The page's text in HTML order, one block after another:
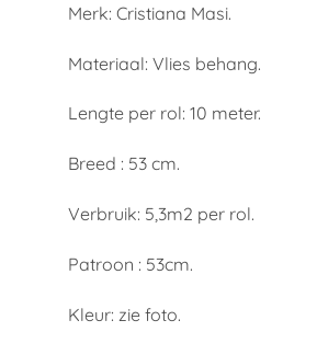
Merk: Cristiana Masi.
Materiaal: Vlies behang.
Lengte per rol: 10 meter.
Breed : 53 cm.
Verbruik: 5,3m2 per rol.
Patroon : 53cm.
Kleur: zie foto.